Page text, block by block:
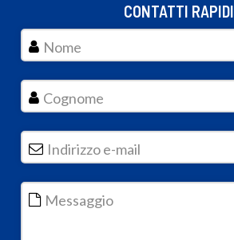
CONTATTI RAPIDI
Nome
Cognome
Indirizzo e-mail
Messaggio